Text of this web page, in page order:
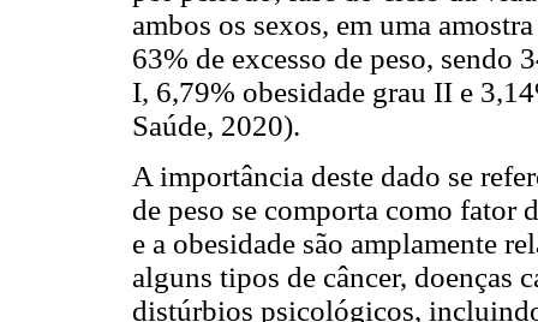
ambos os sexos, em uma
63% de excesso de peso, sendo
I, 6,79% obesidade grau II e
Saúde, 2020).
A importância deste dado se
de peso se comporta como fator
e a obesidade são amplamente
alguns tipos de câncer, doenças
distúrbios psicológicos,